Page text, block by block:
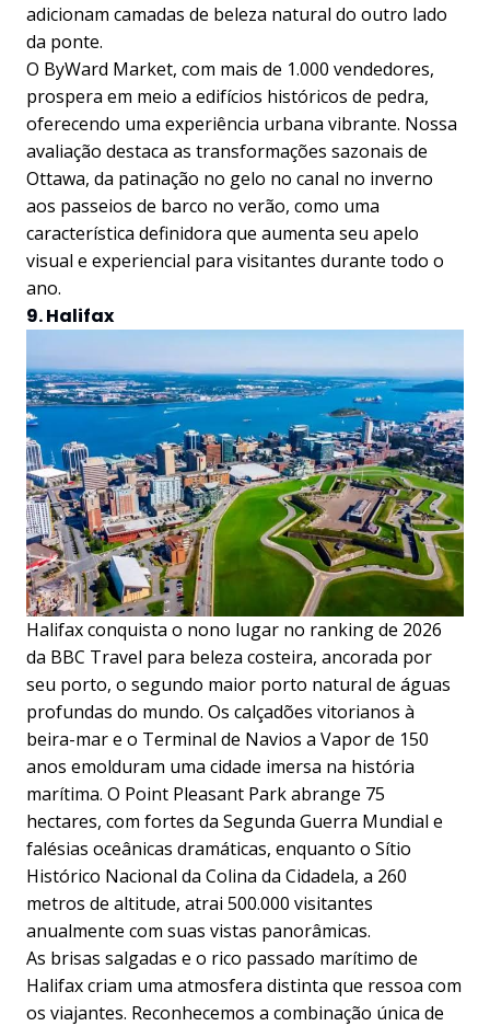
adicionam camadas de beleza natural do outro lado
da ponte.
O ByWard Market, com mais de 1.000 vendedores,
prospera em meio a edifícios históricos de pedra,
oferecendo uma experiência urbana vibrante. Nossa
avaliação destaca as transformações sazonais de
Ottawa, da patinação no gelo no canal no inverno
aos passeios de barco no verão, como uma
característica definidora que aumenta seu apelo
visual e experiencial para visitantes durante todo o
ano.
9. Halifax
Halifax conquista o nono lugar no ranking de 2026
da BBC Travel para beleza costeira, ancorada por
seu porto, o segundo maior porto natural de águas
profundas do mundo. Os calçadões vitorianos à
beira-mar e o Terminal de Navios a Vapor de 150
anos emolduram uma cidade imersa na história
marítima. O Point Pleasant Park abrange 75
hectares, com fortes da Segunda Guerra Mundial e
falésias oceânicas dramáticas, enquanto o Sítio
Histórico Nacional da Colina da Cidadela, a 260
metros de altitude, atrai 500.000 visitantes
anualmente com suas vistas panorâmicas.
As brisas salgadas e o rico passado marítimo de
Halifax criam uma atmosfera distinta que ressoa com
os viajantes. Reconhecemos a combinação única de